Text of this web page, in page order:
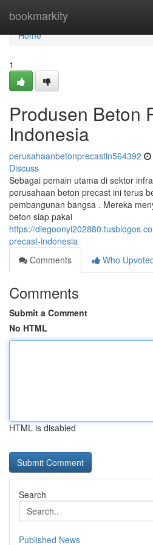
bookmarkity
Home
Home
1
Produsen Beton
Indonesia
perusahaanbetonprecastin564392
Discuss
Sebagai pemain utama di sektor
perusahaan beton precast ini terus
pembangunan bangsa . Mereka
beton siap pakai
https://
precast-indonesia
Comments
Who
Comments
Submit a Comment
No HTML
HTML is disabled
Search
Published News